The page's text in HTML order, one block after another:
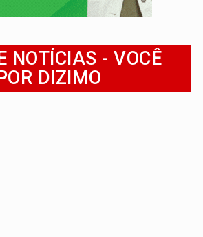
APURANDO: Flávio Bolsonaro escolhe Alfredo Gaspar como vice, alvo de
NOTÍCIAS - VOCÊ
DIZIMO